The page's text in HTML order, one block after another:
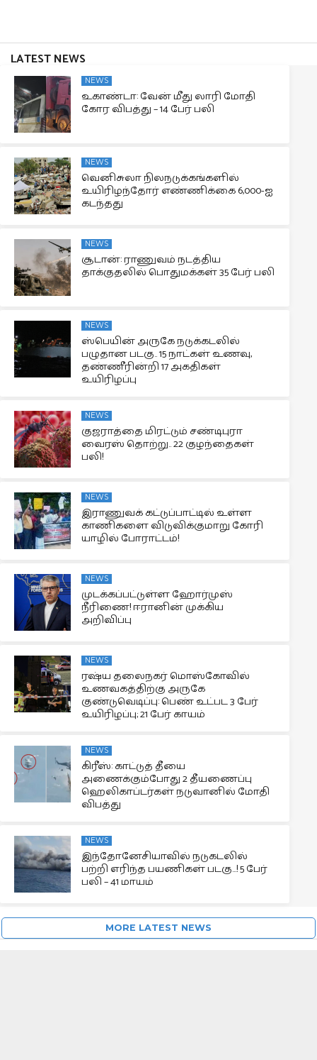
LATEST NEWS
NEWS
உகாண்டா: வேன் மீது லாரி மோதி
கோர விபத்து – 14 பேர் பலி
NEWS
வெனிசுலா நிலநடுக்கங்களில்
உயிரிழந்தோர் எண்ணிக்கை 6,000-ஐ
கடந்தது
NEWS
சூடான்: ராணுவம் நடத்திய
தாக்குதலில் பொதுமக்கள் 35 பேர் பலி
NEWS
ஸ்பெயின் அருகே நடுக்கடலில்
பழுதான படகு.. 15 நாட்கள் உணவு,
தண்ணீரின்றி 17 அகதிகள்
உயிரிழப்பு
NEWS
குஜராத்தை மிரட்டும் சண்டிபுரா
வைரஸ் தொற்று.. 22 குழந்தைகள்
பலி!
NEWS
இராணுவக் கட்டுப்பாட்டில் உள்ள
காணிகளை விடுவிக்குமாறு கோரி
யாழில் போராட்டம்!
NEWS
முடக்கப்பட்டுள்ள ஹோர்முஸ்
நீரிணை! ஈரானின் முக்கிய
அறிவிப்பு
NEWS
ரஷ்ய தலைநகர் மொஸ்கோவில்
உணவகத்திற்கு அருகே
குண்டுவெடிப்பு: பெண் உட்பட 3 பேர்
உயிரிழப்பு; 21 பேர் காயம்
NEWS
கிரீஸ்: காட்டுத் தீயை
அணைக்கும்போது 2 தீயணைப்பு
ஹெலிகாப்டர்கள் நடுவானில் மோதி
விபத்து
NEWS
இந்தோனேசியாவில் நடுகடலில்
பற்றி எரிந்த பயணிகள் படகு…! 5 பேர்
பலி – 41 மாயம்
MORE LATEST NEWS